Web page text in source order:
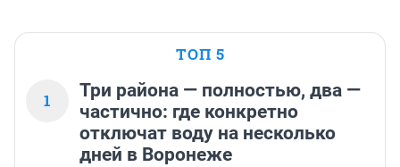
ТОП 5
1
Три района — полностью, два —
частично: где конкретно
отключат воду на несколько
дней в Воронеже